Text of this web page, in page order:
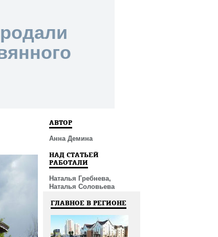
АВТОР
Анна Демина
НАД СТАТЬЕЙ
РАБОТАЛИ
Наталья Гребнева,
Наталья Соловьева
ГЛАВНОЕ В РЕГИОНЕ